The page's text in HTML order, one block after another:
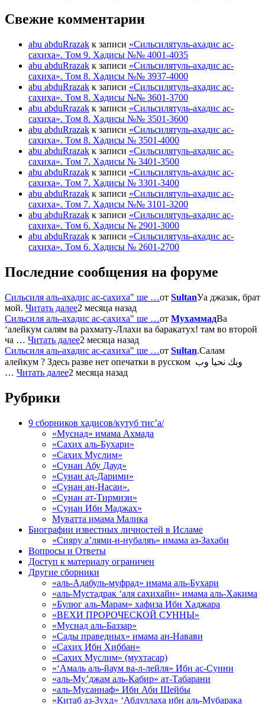
Свежие комментарии
abu abduRrazak к записи «Сильсилятуль-ахадис ас-
сахиха». Том 9. Хадисы №№ 4001-4035
abu abduRrazak к записи «Сильсилятуль-ахадис ас-
сахиха». Том 8. Хадисы №№ 3937-4000
abu abduRrazak к записи «Сильсилятуль-ахадис ас-
сахиха». Том 8. Хадисы №№ 3601-3700
abu abduRrazak к записи «Сильсилятуль-ахадис ас-
сахиха». Том 8. Хадисы №№ 3501-3600
abu abduRrazak к записи «Сильсилятуль-ахадис ас-
сахиха». Том 8. Хадисы № 3501-4000
abu abduRrazak к записи «Сильсилятуль-ахадис ас-
сахиха». Том 7. Хадисы № 3401-3500
abu abduRrazak к записи «Сильсилятуль-ахадис ас-
сахиха». Том 7. Хадисы № 3301-3400
abu abduRrazak к записи «Сильсилятуль-ахадис ас-
сахиха». Том 7. Хадисы №№ 3101-3200
abu abduRrazak к записи «Сильсилятуль-ахадис ас-
сахиха». Том 6. Хадисы № 2901-3000
abu abduRrazak к записи «Сильсилятуль-ахадис ас-
сахиха». Том 6. Хадисы № 2601-2700
Последние сообщения на форуме
Сильсиля аль-ахадис ас-сахиха" ше …от SultanУа джазак, брат
мой. Читать далее2 месяца назад
Сильсиля аль-ахадис ас-сахиха" ше …от МухаммадВа
‘алейкум салям ва рахмату-Ллахи ва баракатух! там во второй
ча … Читать далее2 месяца назад
Сильсиля аль-ахадис ас-сахиха" ше …от Sultan.Салам
алейкум ? Здесь разве нет опечатки в русском وبك نحيا وب
… Читать далее2 месяца назад
Рубрики
9 сборников хадисов/кутуб тис’а/
«Муснад» имама Ахмада
«Сахих аль-Бухари»
«Сахих Муслим»
«Сунан Абу Дауд»
«Сунан ад-Дарими»
«Сунан ан-Насаи».
«Сунан ат-Тирмизи»
«Сунан Ибн Маджах»
Муватта имама Малика
Биографии известных личностей в Исламе
«Сияру а’лями-н-нубаляъ» имама аз-Захаби
Вопросы и Ответы
Доступ к материалу ограничен
Другие сборники
«аль-Адабуль-муфрад» имама аль-Бухари
«аль-Мустадрак ‘аля сахихайн» имама аль-Хакима
«Булюг аль-Марам» хафиза Ибн Хаджара
«ВЕХИ ПРОРОЧЕСКОЙ СУННЫ»
«Муснад аль-Баззар»
«Сады праведных» имама ан-Навави
«Сахих Ибн Хиббан»
«Сахих Муслим» (мухтасар)
«‘Амаль аль-йаум ва-л-лейля» Ибн ас-Сунни
«аль-Му’джам аль-Кабир» ат-Табарани
«аль-Мусаннаф» Ибн Аби Шейбы
«Китаб аз-Зухд» ‘Абдуллаха ибн аль-Мубарака